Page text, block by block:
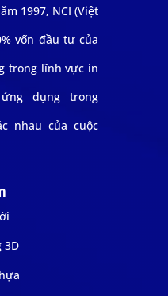
1997, NCI (Việt
vốn đầu tư của
trong lĩnh vực in
dụng trong
nhau của cuộc
3D